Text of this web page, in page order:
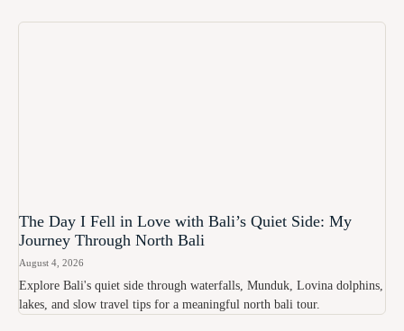
The Day I Fell in Love with Bali’s Quiet Side: My
Journey Through North Bali
August 4, 2026
Explore Bali's quiet side through waterfalls, Munduk, Lovina dolphins,
lakes, and slow travel tips for a meaningful north bali tour.